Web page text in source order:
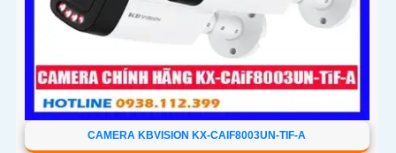
CAMERA KBVISION KX-CAIF8003UN-TIF-A